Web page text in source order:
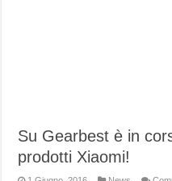
Su Gearbest è in
prodotti Xiaomi!